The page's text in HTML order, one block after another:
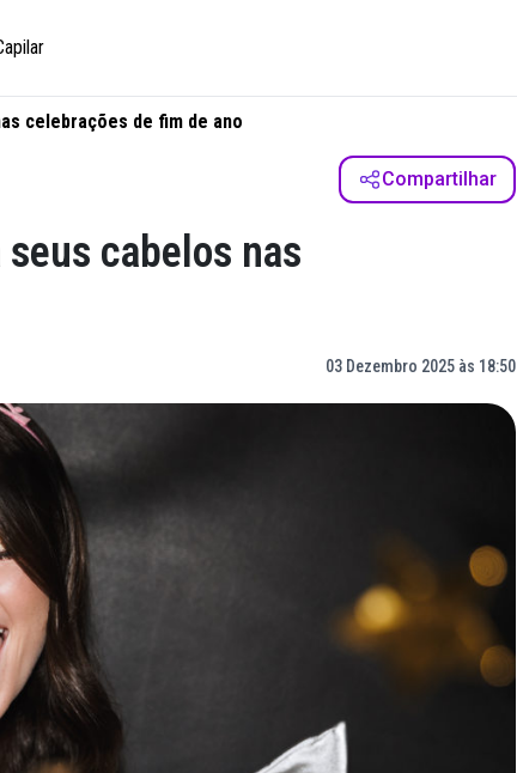
celebrações de fim de ano
Compartilhar
cabelos nas
03 Dezembro 2025 às 18:50